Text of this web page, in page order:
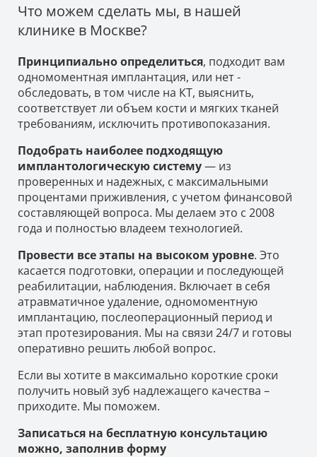
Что можем сделать мы, в нашей
клинике в Москве?
Принципиально определиться, подходит вам
одномоментная имплантация, или нет -
обследовать, в том числе на КТ, выяснить,
соответствует ли объем кости и мягких тканей
требованиям, исключить противопоказания.
Подобрать наиболее подходящую
имплантологическую систему— из
проверенных и надежных, с максимальными
процентами приживления, с учетом финансовой
составляющей вопроса. Мы делаем это с 2008
года и полностью владеем технологией.
Провести все этапы на высоком уровне. Это
касается подготовки, операции и последующей
реабилитации, наблюдения. Включает в себя
атравматичное удаление, одномоментную
имплантацию, послеоперационный период и
этап протезирования. Мы на связи 24/7 и готовы
оперативно решить любой вопрос.
Если вы хотите в максимально короткие сроки
получить новый зуб надлежащего качества –
приходите. Мы поможем.
Записаться на бесплатную консультацию
можно, заполнив форму